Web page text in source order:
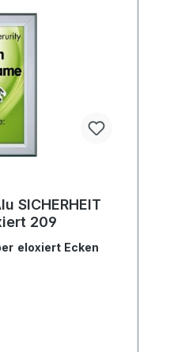
SICHERHEIT
209
eloxiert Ecken